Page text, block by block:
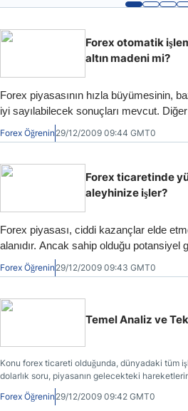
Forex otomatik
altın madeni mi?
Forex piyasasının hızla büyümesinin,
iyi sayılabilecek sonuçları mevcut.
büyük ve en kazançlı piyasada uzman
öğrenmek için sınırsız sayıda online
deneyerek harcayan da birçok kişi
Forex Öğrenin29/12/2009 09:44 GMT0
Forex ticaretinde
aleyhinize işler?
Forex piyasası, ciddi kazançlar elde
alanıdır. Ancak sahip olduğu potansiyel
Forex, konu ticaret olduğunda bir bütün
yanlışlarla doludur.
Forex Öğrenin29/12/2009 09:43 GMT0
Temel Analiz ve
Konu forex ticareti olduğunda, dünyadaki tüm
dolarlık soru, piyasanın gelecekteki
edileceğidir. Buna geçmeden önce, piyasada
hassaslıkla tahmin etmenin tek bir yolu bile
Forex Öğrenin29/12/2009 09:42 GMT0